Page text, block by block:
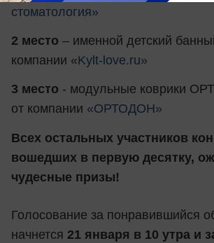
стоматология»
2 место – именной детский
компании «Kylt-love.ru»
3 место - модульные коврики
от компании «ОРТОДОН»
Всех остальных участников
вошедших в первую десятку,
чудесные призы!
Голосование за понравившийся
начнется 21 января в 10 утра и